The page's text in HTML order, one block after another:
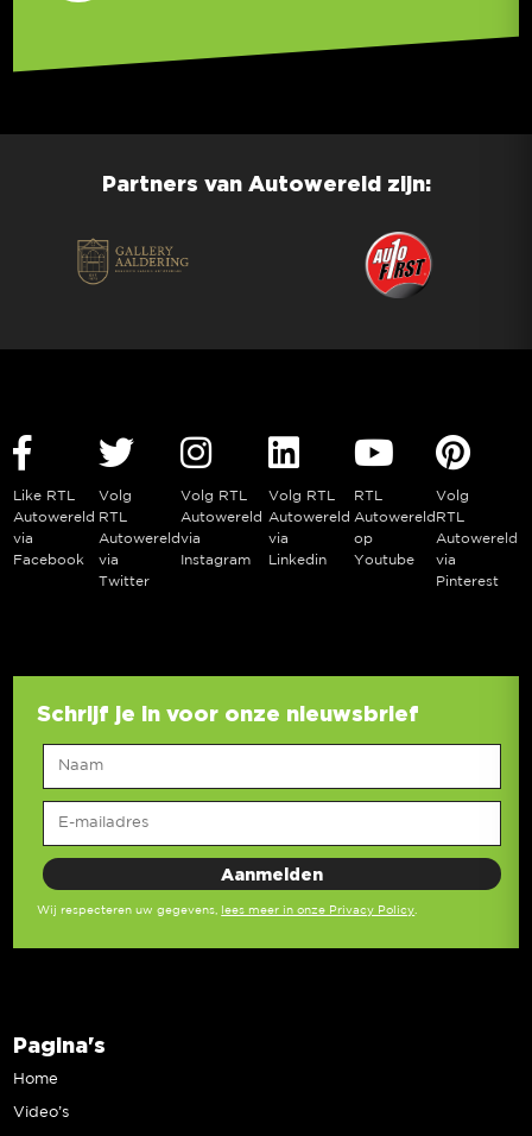
Partners van Autowereld zijn:
Like RTL
Autowereld
via
Facebook
Volg
RTL
Autowereld
via
Twitter
Volg RTL
Autowereld
via
Instagram
Volg RTL
Autowereld
via
Linkedin
RTL
Autowereld
op
Youtube
Volg
RTL
Autowereld
via
Pinterest
Schrijf je in voor onze nieuwsbrief
Wij respecteren uw gegevens, lees meer in onze Privacy Policy
Pagina's
Home
Video’s